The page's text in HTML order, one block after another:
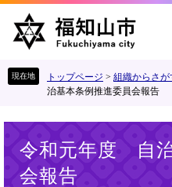
す
し
トップページ > 組織からさが
治基本条例推進委員会報告
令和元年度 自
会報告